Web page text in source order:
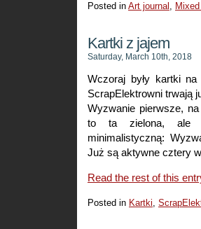
Posted in Art journal ,
Kartki z jajem
Saturday, March 10th, 2018
Wczoraj były kartki
ScrapElektrowni trwają
Wyzwanie pierwsze,
to ta zielona, ale
minimalistyczną:
Już są aktywne cztery
Read the rest of this
Posted in Kartki,